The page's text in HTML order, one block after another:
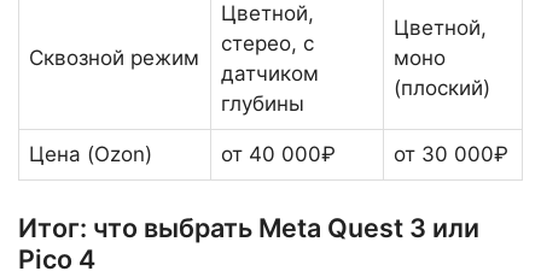
Сквозной режим
Цветной,
стерео, с
датчиком
глубины
Цветной,
моно
(плоский)
Цена (Ozon) от 40 000₽ от 30 000₽
Итог: что выбрать Meta Quest 3 или
Pico 4